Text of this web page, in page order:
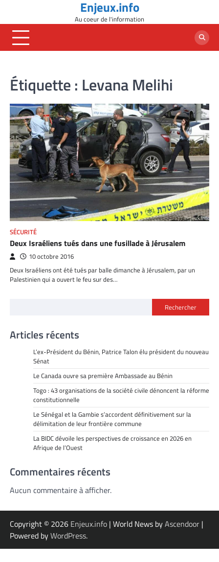
content
Enjeux.info
Au coeur de l'information
Étiquette : Levana Melihi
SÉCURITÉ
Deux Israéliens tués dans une fusillade à Jérusalem
10 octobre 2016
Deux Israéliens ont été tués par balle dimanche à Jérusalem, par un
Palestinien qui a ouvert le feu sur des…
Rechercher
Articles récents
L’ex-Président du Bénin, Patrice Talon élu président du nouveau
Sénat
Le Canada ouvre sa première Ambassade au Bénin
Togo : 43 organisations de la société civile dénoncent la réforme
constitutionnelle
Le Sénégal et la Gambie s’accordent définitivement sur la
délimitation de leur frontière commune
La BIDC dévoile les perspectives de croissance en 2026 en
Afrique de l’Ouest
Commentaires récents
Aucun commentaire à afficher.
Copyright © 2026 Enjeux.info | World News byAscendoor |
Powered byWordPress.